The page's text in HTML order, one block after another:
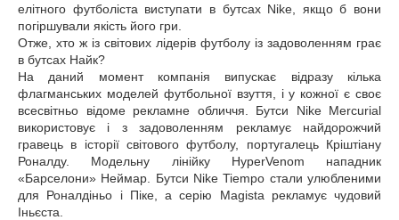
елітного футболіста виступати в бутсах Nike, якщо б вони
погіршували якість його гри.
Отже, хто ж із світових лідерів футболу із задоволенням грає
в бутсах Найк?
На даний момент компанія випускає відразу кілька
флагманських моделей футбольної взуття, і у кожної є своє
всесвітньо відоме рекламне обличчя. Бутси Nike Mercurial
використовує і з задоволенням рекламує найдорожчий
гравець в історії світового футболу, португалець Кріштіану
Роналду. Модельну лінійку HyperVenom нападник
«Барселони» Неймар. Бутси Nike Tiempo стали улюбленими
для Роналдіньо і Піке, а серію Magista рекламує чудовий
Іньєста.